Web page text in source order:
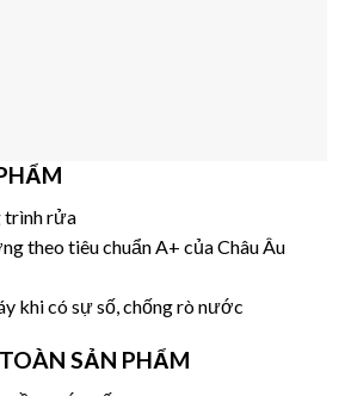
trình rửa
theo tiêu chuẩn A+ của Châu Âu
khi có sự số, chống rò nước
SẢN PHẨM